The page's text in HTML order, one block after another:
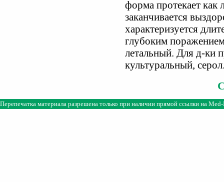
форма протекает как
заканчивается
характеризуется
глубоким
летальный. Для д-ки
культуральный,
Перепечатка материала разрешена только при наличии прямой ссылки на